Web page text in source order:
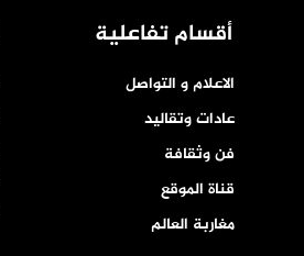
أقسام تفاعلية
الاعلام و التواصل
عادات وتقاليد
فن وثقافة
قناة الموقع
مغاربة العالم